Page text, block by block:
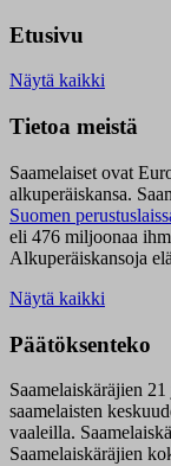
Etusivu
Näytä kaikki
Tietoa meistä
Saamelaiset ovat
alkuperäiskansa.
Suomen
eli 476 miljoonaa
Alkuperäiskansoja
Näytä kaikki
Päätöksenteko
Saamelaiskäräjien
saamelaisten
vaaleilla.
Saamelaiskäräjien